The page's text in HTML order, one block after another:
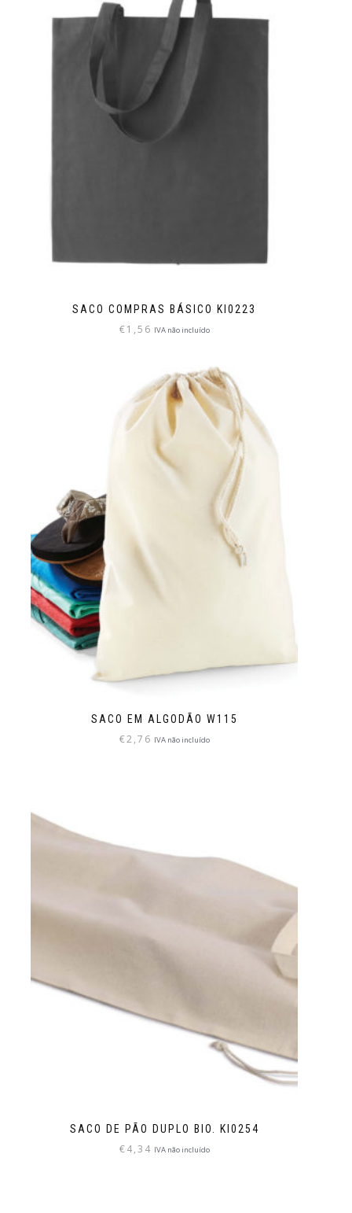
SACO COMPRAS BÁSICO KI0223
€1,56 IVA não incluído
SACO EM ALGODÃO W115
€2,76 IVA não incluído
SACO DE PÃO DUPLO BIO. KI0254
€4,34 IVA não incluído